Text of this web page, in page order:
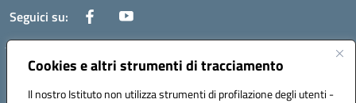
Cookies e altri strumenti di tracciamento
Il nostro Istituto non utilizza strumenti di profilazione degli utenti -
Seguici su:
Corso Roma, 1 71100 FOGGIA (FG)
Codice meccanografico: FGPM03000E